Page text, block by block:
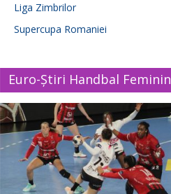
Liga Zimbrilor
Supercupa Romaniei
Euro-Știri Handbal Feminin